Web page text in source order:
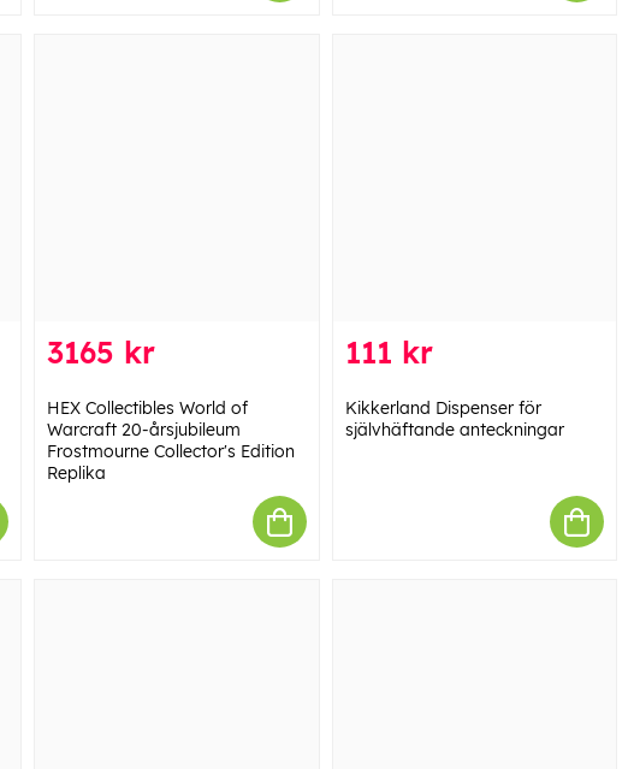
3165 kr
HEX Collectibles World of
Warcraft 20-årsjubileum
Frostmourne Collector's Edition
Replika
111 kr
Kikkerland Dispenser för
självhäftande anteckningar